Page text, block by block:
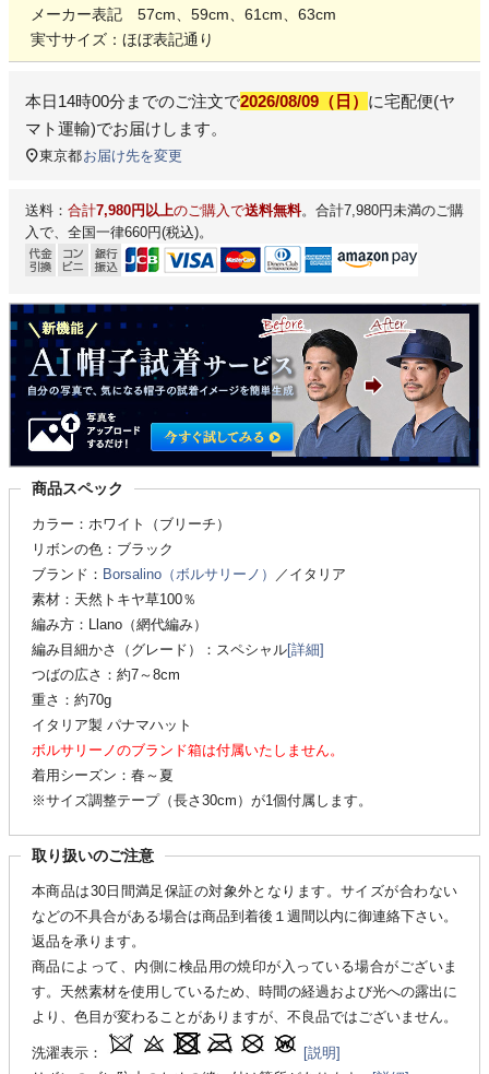
メーカー表記 57cm、59cm、61cm、63cm
実寸サイズ：ほぼ表記通り
本日14時00分 までのご注文で2026/08/09（日） に宅配便(ヤ
マト運輸)でお届けします。
東京都お届け先を変更
送料： 合計7,980円以上のご購入で送料無料。合計7,980円未満のご購
入で、全国一律660円(税込)。
商品スペック
カラー：ホワイト（ブリーチ）
リボンの色：ブラック
ブランド： Borsalino（ボルサリーノ）
／イタリア
素材：天然トキヤ草100％
編み方：Llano（網代編み）
編み目細かさ（グレード）：スペシャル[詳細]
つばの広さ：約7～8cm
重さ：約70g
イタリア製 パナマハット
ボルサリーノのブランド箱は付属いたしません。
着用シーズン：春～夏
※サイズ調整テープ（長さ30cm）が1個付属します。
取り扱いのご注意
本商品は30日間満足保証の対象外となります。サイズが合わない
などの不具合がある場合は商品到着後１週間以内に御連絡下さい。
返品を承ります。
商品によって、内側に検品用の焼印が入っている場合がございま
す。天然素材を使用しているため、時間の経過および光への露出に
より、色目が変わることがありますが、不良品ではございません。
洗濯表示：
[説明]